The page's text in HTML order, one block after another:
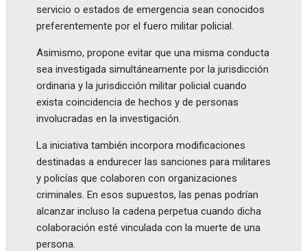
servicio o estados de emergencia sean conocidos
preferentemente por el fuero militar policial.
Asimismo, propone evitar que una misma conducta
sea investigada simultáneamente por la jurisdicción
ordinaria y la jurisdicción militar policial cuando
exista coincidencia de hechos y de personas
involucradas en la investigación.
La iniciativa también incorpora modificaciones
destinadas a endurecer las sanciones para militares
y policías que colaboren con organizaciones
criminales. En esos supuestos, las penas podrían
alcanzar incluso la cadena perpetua cuando dicha
colaboración esté vinculada con la muerte de una
persona.